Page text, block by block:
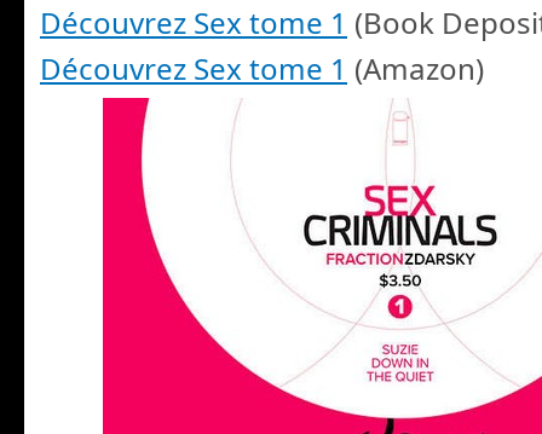
Découvrez Sex tome 1 (Book
Découvrez Sex tome 1 (Amazon)